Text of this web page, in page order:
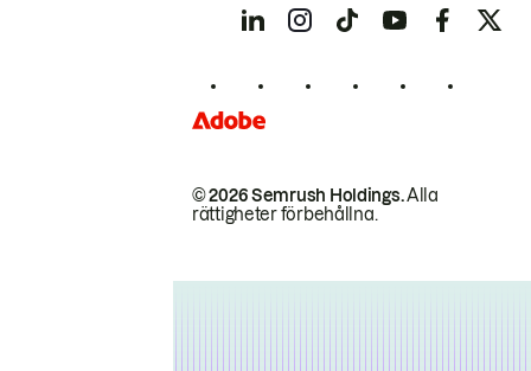
© 2026 Semrush Holdings.Alla
rättigheter förbehållna.